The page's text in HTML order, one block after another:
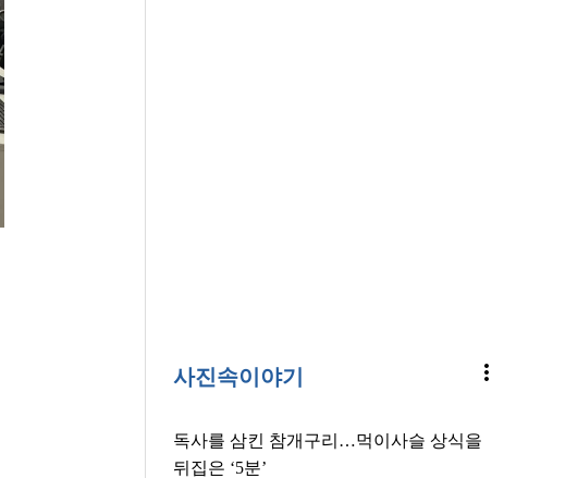
사진속이야기 more_vert
독사를 삼킨 참개구리…먹이사슬 상식을
뒤집은 ‘5분’